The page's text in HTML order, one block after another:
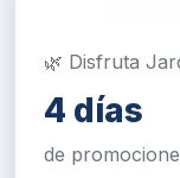
🌿 Disfruta
4 días
de